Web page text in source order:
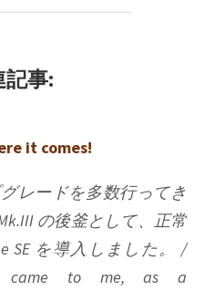
記事:
it comes!
レードを多数行ってき
の後釜として、正常
SE を導入しました。 /
came to me, as a